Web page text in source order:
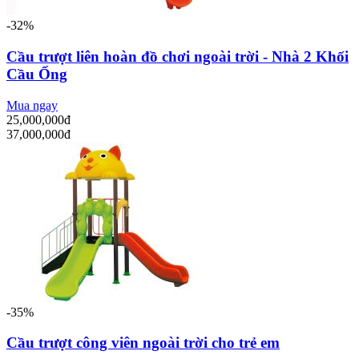
-32%
Cầu trượt liên hoàn đồ chơi ngoài trời - Nhà 2 Khối
Cầu Ống
Mua ngay
25,000,000đ
37,000,000đ
-35%
Cầu trượt công viên ngoài trời cho trẻ em